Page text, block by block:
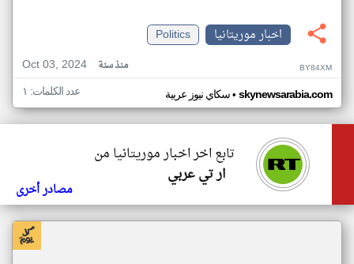
اخبار موريتانيا
Politics
Oct 03, 2024
منذ سنة BY84XM
سكاي نيوز عربية• skynewsarabia.com عدد الكلمات: ١
تابع اخر اخبار موريتانيا من
ار تي عربي
مصادر أخرى